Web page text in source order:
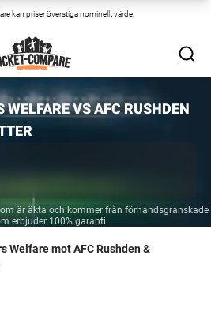
kan priser överstiga nominellt värde.
VS AFC RUSHDEN
är äkta och kommer från förhandsgranskade
erbjuder 100% garanti.
Welfare mot AFC Rushden &